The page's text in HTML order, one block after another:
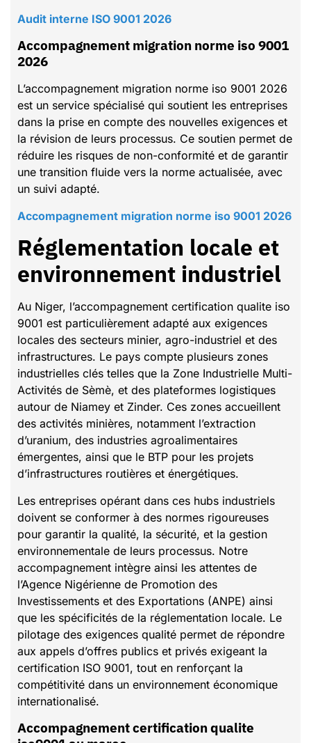
Audit interne ISO 9001 2026
Accompagnement migration norme iso 9001
2026
L’accompagnement migration norme iso 9001 2026
est un service spécialisé qui soutient les entreprises
dans la prise en compte des nouvelles exigences et
la révision de leurs processus. Ce soutien permet de
réduire les risques de non-conformité et de garantir
une transition fluide vers la norme actualisée, avec
un suivi adapté.
Accompagnement migration norme iso 9001 2026
Réglementation locale et
environnement industriel
Au Niger, l’accompagnement certification qualite iso
9001 est particulièrement adapté aux exigences
locales des secteurs minier, agro-industriel et des
infrastructures. Le pays compte plusieurs zones
industrielles clés telles que la Zone Industrielle Multi-
Activités de Sèmè, et des plateformes logistiques
autour de Niamey et Zinder. Ces zones accueillent
des activités minières, notamment l’extraction
d’uranium, des industries agroalimentaires
émergentes, ainsi que le BTP pour les projets
d’infrastructures routières et énergétiques.
Les entreprises opérant dans ces hubs industriels
doivent se conformer à des normes rigoureuses
pour garantir la qualité, la sécurité, et la gestion
environnementale de leurs processus. Notre
accompagnement intègre ainsi les attentes de
l’Agence Nigérienne de Promotion des
Investissements et des Exportations (ANPE) ainsi
que les spécificités de la réglementation locale. Le
pilotage des exigences qualité permet de répondre
aux appels d’offres publics et privés exigeant la
certification ISO 9001, tout en renforçant la
compétitivité dans un environnement économique
internationalisé.
Accompagnement certification qualite